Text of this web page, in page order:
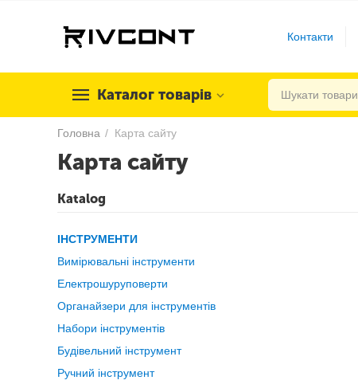
Контакти
Каталог товарів
Головна / Карта сайту
Карта сайту
Katalog
ІНСТРУМЕНТИ
Вимірювальні інструменти
Електрошуруповерти
Органайзери для інструментів
Набори інструментів
Будівельний інструмент
Ручний інструмент